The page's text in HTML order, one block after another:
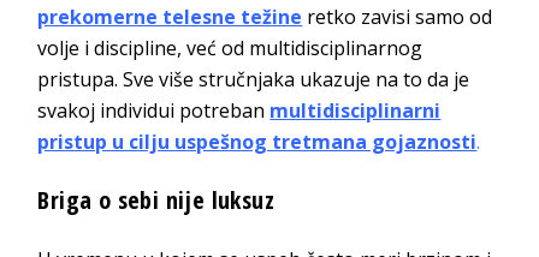
prekomerne telesne težine retko zavisi samo od
volje i discipline, već od multidisciplinarnog
pristupa. Sve više stručnjaka ukazuje na to da je
svakoj individui potreban multidisciplinarni
pristup u cilju uspešnog tretmana gojaznosti.
Briga o sebi nije luksuz